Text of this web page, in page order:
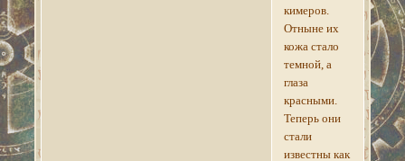
кимеров.
Отныне их
кожа стало
темной, а
глаза
красными.
Теперь они
стали
известны как